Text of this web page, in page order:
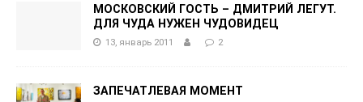
МОСКОВСКИЙ ГОСТЬ – ДМИТРИЙ ЛЕГУТ.
ДЛЯ ЧУДА НУЖЕН ЧУДОВИДЕЦ
13, январь 2011 2
ЗАПЕЧАТЛЕВАЯ МОМЕНТ